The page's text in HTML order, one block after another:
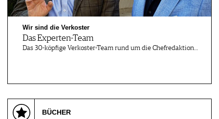
Wir sind die Verkoster
Das Experten-Team
Das 30-köpfige Verkoster-Team rund um die Chefredaktion…
BÜCHER